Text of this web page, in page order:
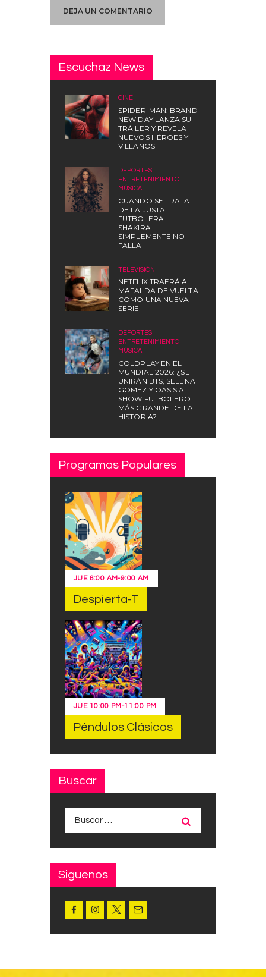
Escuchaz News
CINE
SPIDER-MAN: BRAND
NEW DAY LANZA SU
TRÁILER Y REVELA
NUEVOS HÉROES Y
VILLANOS
DEPORTES
ENTRETENIMIENTO
MÚSICA
CUANDO SE TRATA
DE LA JUSTA
FUTBOLERA…
SHAKIRA
SIMPLEMENTE NO
FALLA
TELEVISIÓN
NETFLIX TRAERÁ A
MAFALDA DE VUELTA
COMO UNA NUEVA
SERIE
DEPORTES
ENTRETENIMIENTO
MÚSICA
COLDPLAY EN EL
MUNDIAL 2026: ¿SE
UNIRÁN BTS, SELENA
GOMEZ Y OASIS AL
SHOW FUTBOLERO
MÁS GRANDE DE LA
HISTORIA?
Programas Populares
JUE 6:00 AM-9:00 AM
Despierta-T
JUE 10:00 PM-11:00 PM
Péndulos Clásicos
Buscar
Siguenos